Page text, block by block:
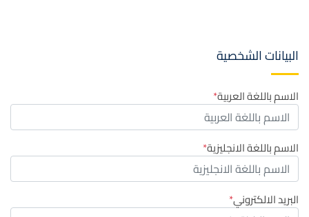
البيانات الشخصية
الاسم باللغة العربية
الاسم باللغة الانجليزية
البريد الالكتروني